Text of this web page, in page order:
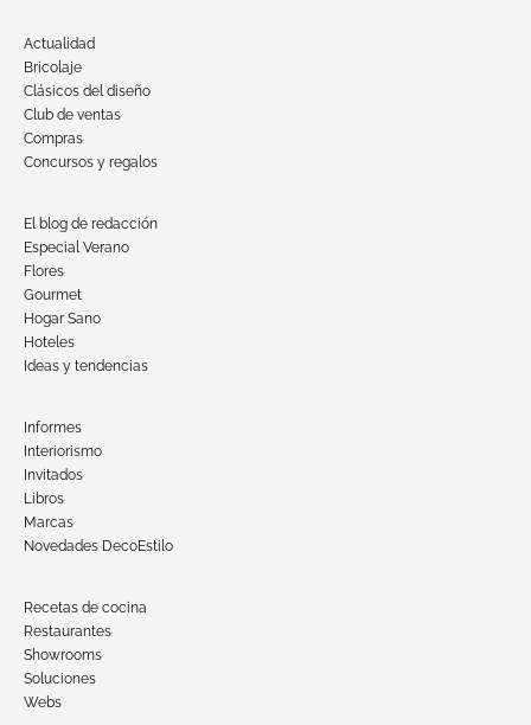
Actualidad
Bricolaje
Clásicos del diseño
Club de ventas
Compras
Concursos y regalos
El blog de redacción
Especial Verano
Flores
Gourmet
Hogar Sano
Hoteles
Ideas y tendencias
Informes
Interiorismo
Invitados
Libros
Marcas
Novedades DecoEstilo
Recetas de cocina
Restaurantes
Showrooms
Soluciones
Webs